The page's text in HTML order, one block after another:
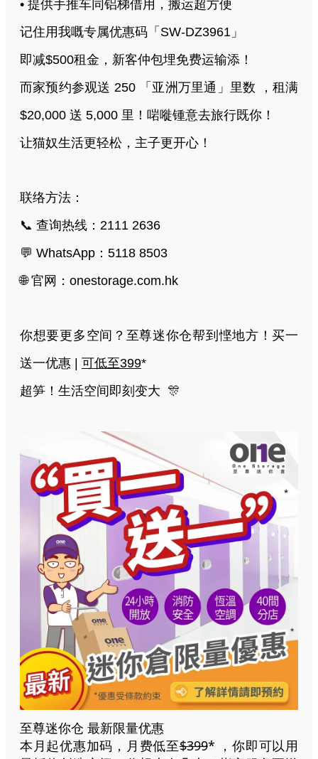
• 提供手推车同铝梯借用，搬运超方便
记住用我嘅专属优惠码「SW-DZ3961」
即减$500租金，新客仲包埋免费运输添！
而家预约参观送 250 「亚洲万里通」里数 ，租满
$20,000 送 5,000 里！啱嘥锺意去旅行既你！
让猫奴生活更轻松，主子更开心！
联络方法：
📞 查询热线：2111 2636
💬 WhatsApp：5118 8503
🌐 官网：onestorage.com.hk
你想要更多空间？至尊迷你仓帮到悭地方！买一
送一优惠 | 可低至399*
超笋！生活空间即刻变大 🎊
至尊迷你仓 最新限量优惠
本月起优惠加码，月费低至$399* ，你即可以用